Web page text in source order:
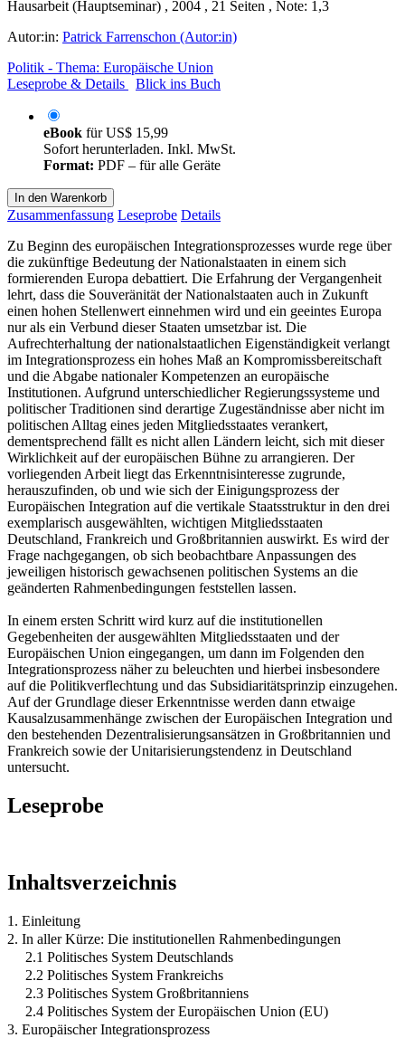
Hausarbeit (Hauptseminar) , 2004 , 21 Seiten , Note: 1,3
Autor:in: Patrick Farrenschon (Autor:in)
Politik - Thema: Europäische Union
Leseprobe & Details
Blick ins Buch
eBook fürUS$ 15,99
Sofort herunterladen. Inkl. MwSt.
Format: PDF – für alle Geräte
In den Warenkorb
Zusammenfassung Leseprobe Details
Zu Beginn des europäischen Integrationsprozesses wurde rege über
die zukünftige Bedeutung der Nationalstaaten in einem sich
formierenden Europa debattiert. Die Erfahrung der Vergangenheit
lehrt, dass die Souveränität der Nationalstaaten auch in Zukunft
einen hohen Stellenwert einnehmen wird und ein geeintes Europa
nur als ein Verbund dieser Staaten umsetzbar ist. Die
Aufrechterhaltung der nationalstaatlichen Eigenständigkeit verlangt
im Integrationsprozess ein hohes Maß an Kompromissbereitschaft
und die Abgabe nationaler Kompetenzen an europäische
Institutionen. Aufgrund unterschiedlicher Regierungssysteme und
politischer Traditionen sind derartige Zugeständnisse aber nicht im
politischen Alltag eines jeden Mitgliedsstaates verankert,
dementsprechend fällt es nicht allen Ländern leicht, sich mit dieser
Wirklichkeit auf der europäischen Bühne zu arrangieren. Der
vorliegenden Arbeit liegt das Erkenntnisinteresse zugrunde,
herauszufinden, ob und wie sich der Einigungsprozess der
Europäischen Integration auf die vertikale Staatsstruktur in den drei
exemplarisch ausgewählten, wichtigen Mitgliedsstaaten
Deutschland, Frankreich und Großbritannien auswirkt. Es wird der
Frage nachgegangen, ob sich beobachtbare Anpassungen des
jeweiligen historisch gewachsenen politischen Systems an die
geänderten Rahmenbedingungen feststellen lassen.
In einem ersten Schritt wird kurz auf die institutionellen
Gegebenheiten der ausgewählten Mitgliedsstaaten und der
Europäischen Union eingegangen, um dann im Folgenden den
Integrationsprozess näher zu beleuchten und hierbei insbesondere
auf die Politikverflechtung und das Subsidiaritätsprinzip einzugehen.
Auf der Grundlage dieser Erkenntnisse werden dann etwaige
Kausalzusammenhänge zwischen der Europäischen Integration und
den bestehenden Dezentralisierungsansätzen in Großbritannien und
Frankreich sowie der Unitarisierungstendenz in Deutschland
untersucht.
Leseprobe
Inhaltsverzeichnis
1. Einleitung
2. In aller Kürze: Die institutionellen Rahmenbedingungen
2.1 Politisches System Deutschlands
2.2 Politisches System Frankreichs
2.3 Politisches System Großbritanniens
2.4 Politisches System der Europäischen Union (EU)
3. Europäischer Integrationsprozess